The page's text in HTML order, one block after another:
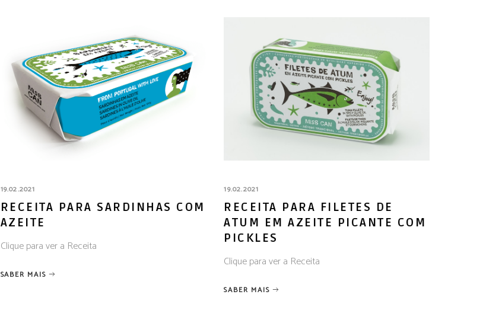
19.02.2021
RECEITA PARA SARDINHAS COM
AZEITE
Clique para ver a Receita
SABER MAIS
19.02.2021
RECEITA PARA FILETES DE
ATUM EM AZEITE PICANTE COM
PICKLES
Clique para ver a Receita
SABER MAIS